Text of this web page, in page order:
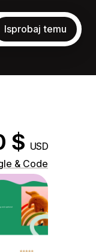
Isprobaj temu
$ USD
& Code